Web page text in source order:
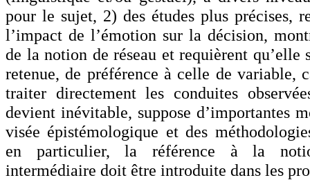
pour le sujet, 2) des études plus précises,
l’impact de l’émotion sur la décision,
de la notion de réseau et requièrent
retenue, de préférence à celle de variable,
traiter directement les conduites
devient inévitable, suppose d’importantes
visée épistémologique et des
en particulier, la référence à la
intermédiaire doit être introduite dans les